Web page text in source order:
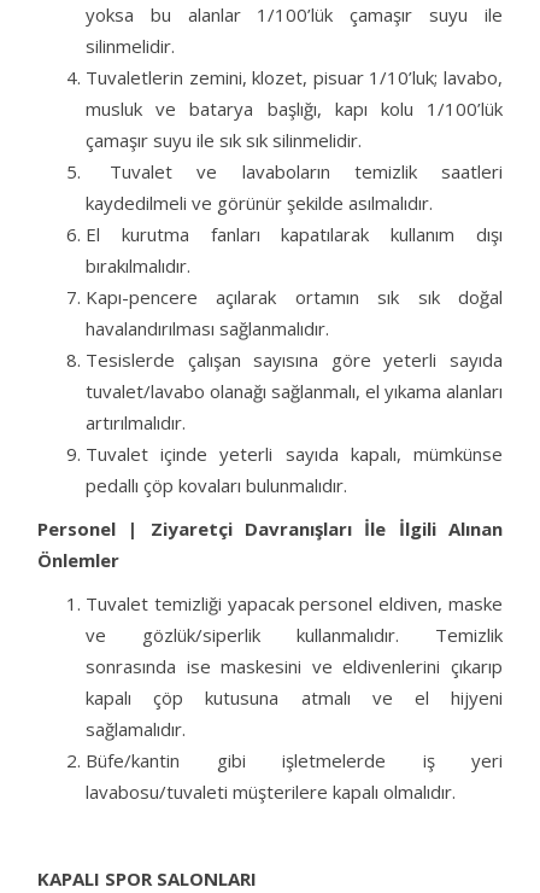
yoksa bu alanlar 1/100’lük çamaşır suyu ile
silinmelidir.
Tuvaletlerin zemini, klozet, pisuar 1/10’luk; lavabo,
musluk ve batarya başlığı, kapı kolu 1/100’lük
çamaşır suyu ile sık sık silinmelidir.
Tuvalet ve lavaboların temizlik saatleri
kaydedilmeli ve görünür şekilde asılmalıdır.
El kurutma fanları kapatılarak kullanım dışı
bırakılmalıdır.
Kapı-pencere açılarak ortamın sık sık doğal
havalandırılması sağlanmalıdır.
Tesislerde çalışan sayısına göre yeterli sayıda
tuvalet/lavabo olanağı sağlanmalı, el yıkama alanları
artırılmalıdır.
Tuvalet içinde yeterli sayıda kapalı, mümkünse
pedallı çöp kovaları bulunmalıdır.
Personel | Ziyaretçi Davranışları İle İlgili Alınan
Önlemler
Tuvalet temizliği yapacak personel eldiven, maske
ve gözlük/siperlik kullanmalıdır. Temizlik
sonrasında ise maskesini ve eldivenlerini çıkarıp
kapalı çöp kutusuna atmalı ve el hijyeni
sağlamalıdır.
Büfe/kantin gibi işletmelerde iş yeri
lavabosu/tuvaleti müşterilere kapalı olmalıdır.
KAPALI SPOR SALONLARI